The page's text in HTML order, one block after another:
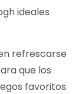
ideales
refrescarse
que los
favoritos.